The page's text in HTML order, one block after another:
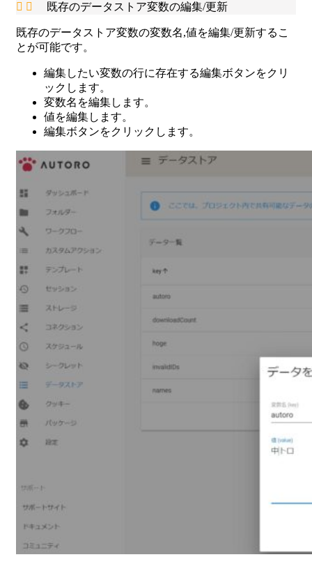
既存のデータストア変数の編集/更新
既存のデータストア変数の変数名,値を編集/更新するこ
とが可能です。
編集したい変数の行に存在する編集ボタンをクリ
ックします。
変数名を編集します。
値を編集します。
編集ボタンをクリックします。